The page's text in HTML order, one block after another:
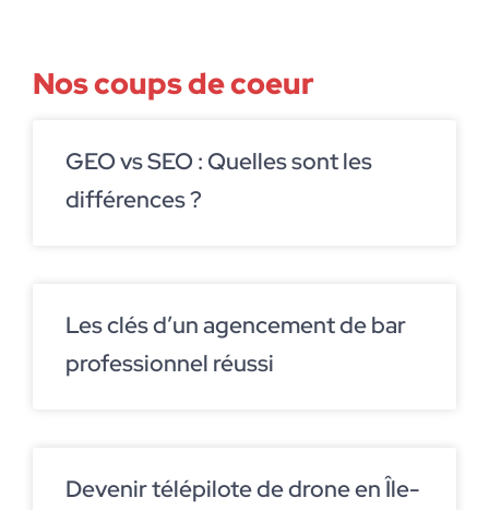
Nos coups de coeur
GEO vs SEO : Quelles sont les
différences ?
Les clés d’un agencement de bar
professionnel réussi
Devenir télépilote de drone en Île-